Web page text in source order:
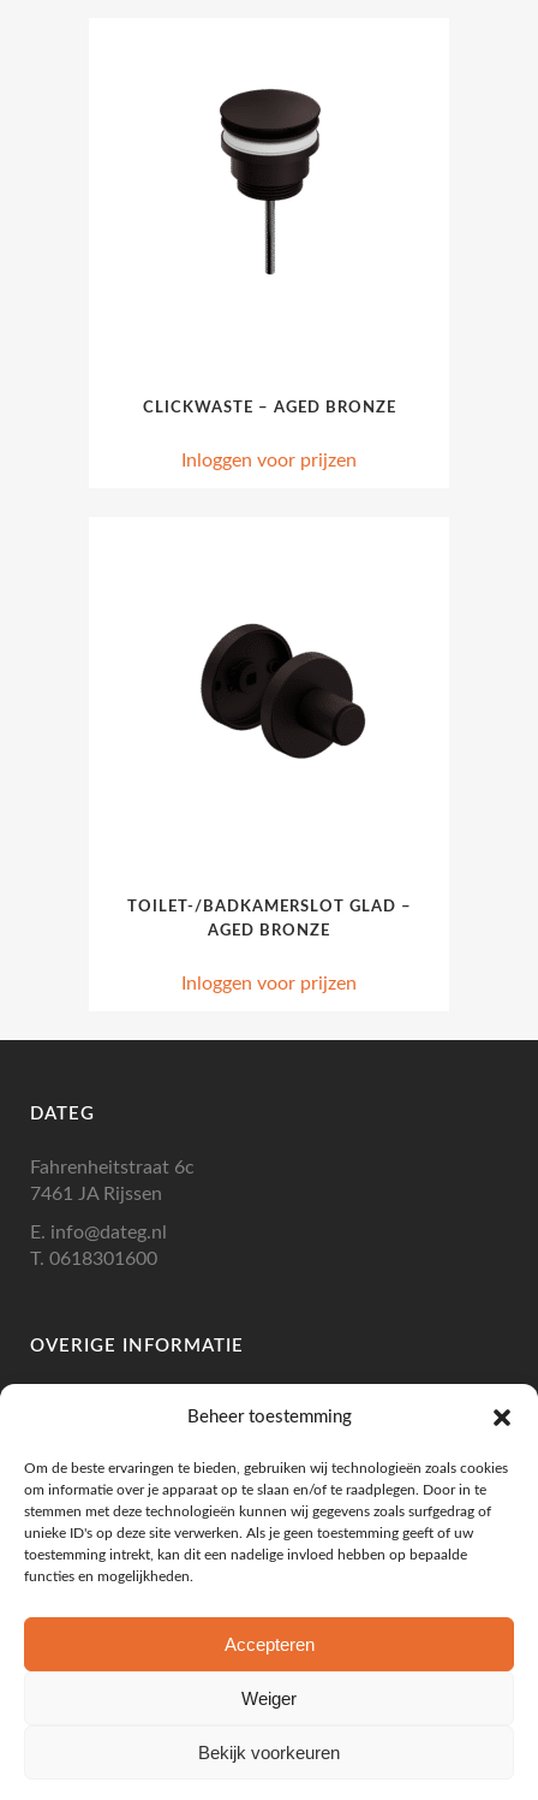
Beheer toestemming
Om de beste ervaringen te bieden, gebruiken wij technologieën zoals cookies
om informatie over je apparaat op te slaan en/of te raadplegen. Door in te
stemmen met deze technologieën kunnen wij gegevens zoals surfgedrag of
unieke ID's op deze site verwerken. Als je geen toestemming geeft of uw
toestemming intrekt, kan dit een nadelige invloed hebben op bepaalde
functies en mogelijkheden.
Accepteren
Weiger
Bekijk voorkeuren
CLICKWASTE – AGED BRONZE
Inloggen voor prijzen
TOILET-/BADKAMERSLOT GLAD –
AGED BRONZE
Inloggen voor prijzen
DATEG
Fahrenheitstraat 6c
7461 JA Rijssen
E. info@dateg.nl
T. 0618301600
OVERIGE INFORMATIE
BTW: NL002307263B78
KVK: 73219886
KLANTENSERVICE